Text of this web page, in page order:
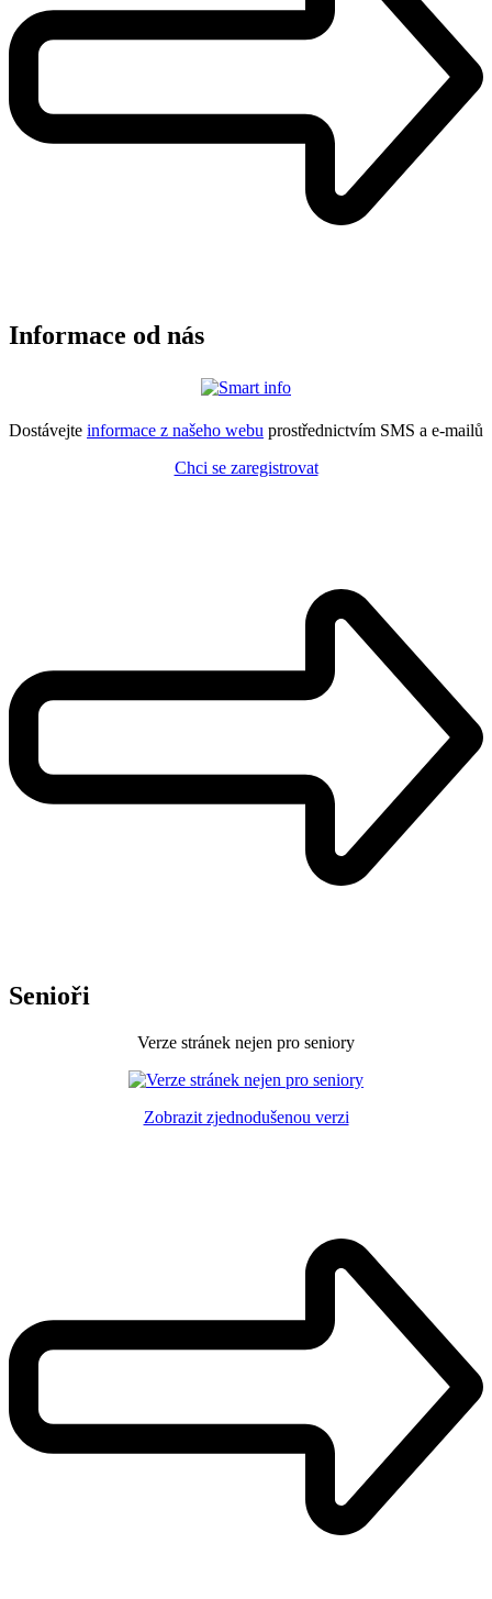
Informace od nás
Dostávejte informace z našeho webu prostřednictvím SMS a e-mailů
Chci se zaregistrovat
Senioři
Verze stránek nejen pro seniory
Zobrazit zjednodušenou verzi